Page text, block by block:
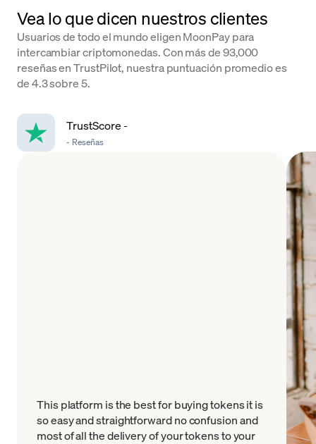
Vea lo que dicen nuestros clientes
Usuarios de todo el mundo eligen MoonPay para
intercambiar criptomonedas. Con más de 93,000
reseñas en TrustPilot, nuestra puntuación promedio es
de 4.3 sobre 5.
TrustScore-
- Reseñas
This platform is the best for buying tokens it is
so easy and straightforward no confusion and
most of all the delivery of your tokens to your